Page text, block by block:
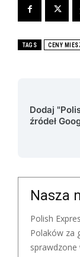
TAGS CENY
Dodaj
źródeł
Nasza
Polish
Polaków za
sprawdzone